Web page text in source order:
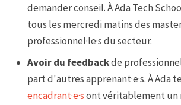
demander conseil. À Ada Tech
tous les mercredi matins des
professionnel·le·s du secteur.
Avoir du feedbackde
part d'autres apprenant·e·s. À Ada
encadrant·e·sont véritablement un